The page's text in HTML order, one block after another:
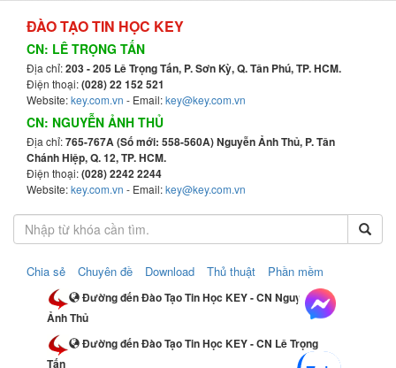
ĐÀO TẠO TIN HỌC KEY
CN: LÊ TRỌNG TẤN
Địa chỉ:203 - 205 Lê Trọng Tấn, P. Sơn Kỳ, Q. Tân Phú, TP. HCM.
Điện thoại:(028) 22 152 521
Website:key.com.vn - Email:key@key.com.vn
CN: NGUYỄN ẢNH THỦ
Địa chỉ:765-767A (Số mới: 558-560A) Nguyễn Ảnh Thủ, P. Tân
Chánh Hiệp, Q. 12, TP. HCM.
Điện thoại:(028) 2242 2244
Website:key.com.vn - Email:key@key.com.vn
Chia sẻ Chuyên đề Download Thủ thuật Phần mềm
Đường đến Đào Tạo Tin Học KEY - CN Nguyễn
Ảnh Thủ
Đường đến Đào Tạo Tin Học KEY - CN Lê Trọng
Tấn